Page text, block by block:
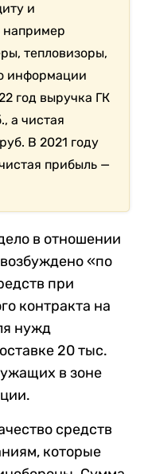
и
например
тепловизоры,
информации
год выручка ГК
а чистая
В 2021 году
прибыль —
в отношении
«по
при
контракта на
нужд
20 тыс.
в зоне
средств
которые